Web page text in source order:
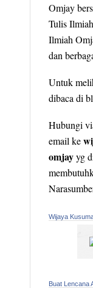
Omjay
Tulis
Ilmiah
dan
Untuk
dibaca di
Hubungi
email ke
omjayyg
Wijaya
Buat Lencana